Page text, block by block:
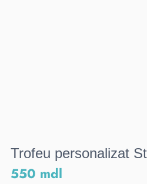
Trofeu personalizat
550 mdl